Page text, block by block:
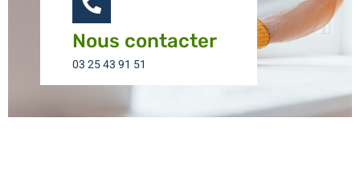
Nous contacter
03 25 43 91 51